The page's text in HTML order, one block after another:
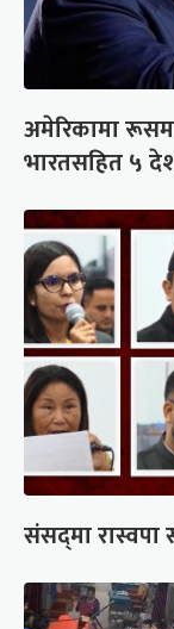
अमेरिकामा
भारतसहित ५
संसद्‍मा